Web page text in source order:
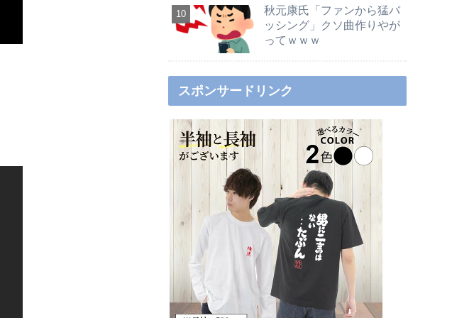
秋元康氏「ファンから猛バ
ッシング」クソ曲作りやが
ってｗｗｗ
スポンサードリンク